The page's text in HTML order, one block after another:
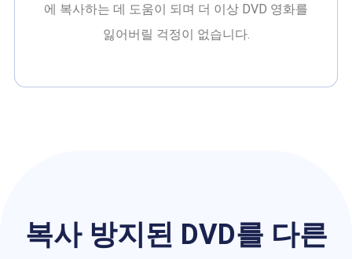
에 복사하는 데 도움이 되며 더 이상 DVD 영화를
잃어버릴 걱정이 없습니다.
복사 방지된 DVD를 다른